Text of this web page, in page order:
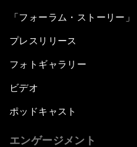
「フォーラム・ストーリー」
プレスリリース
フォトギャラリー
ビデオ
ポッドキャスト
エンゲージメント